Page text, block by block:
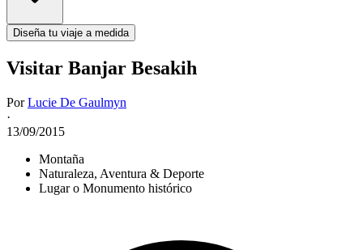
Diseña tu viaje a medida
Visitar Banjar Besakih
PorLucie De Gaulmyn
·
13/09/2015
Montaña
Naturaleza, Aventura & Deporte
Lugar o Monumento histórico